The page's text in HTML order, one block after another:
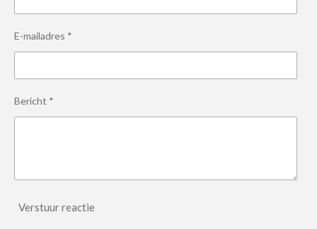
E-mailadres *
Bericht *
Verstuur reactie